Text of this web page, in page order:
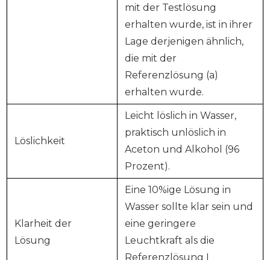
mit der Testlösung
erhalten wurde, ist in ihrer
Lage derjenigen ähnlich,
die mit der
Referenzlösung (a)
erhalten wurde.
Löslichkeit
Leicht löslich in Wasser,
praktisch unlöslich in
Aceton und Alkohol (96
Prozent).
Klarheit der
Lösung
Eine 10%ige Lösung in
Wasser sollte klar sein und
eine geringere
Leuchtkraft als die
Referenzlösung I